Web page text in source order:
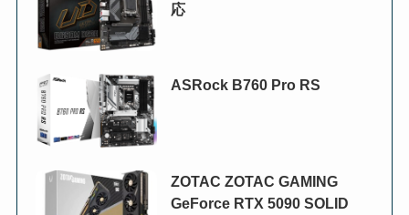
応
ASRock B760 Pro RS
ZOTAC ZOTAC GAMING
GeForce RTX 5090 SOLID